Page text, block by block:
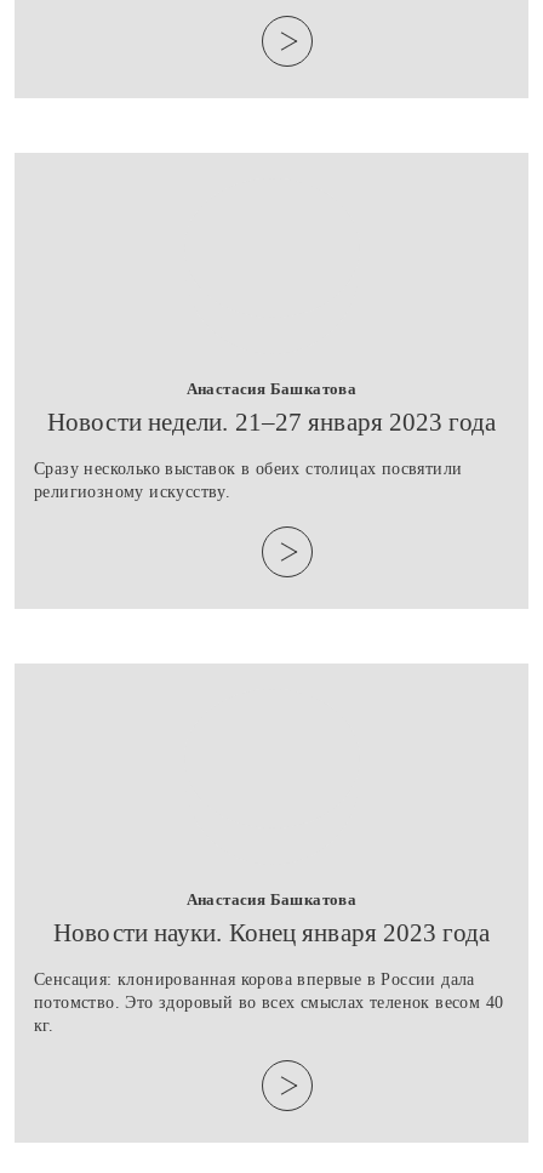
Анастасия Башкатова
​Новости недели. 21–27 января 2023 года
Сразу несколько выставок в обеих столицах посвятили
религиозному искусству.
Анастасия Башкатова
​Новости науки. Конец января 2023 года
Сенсация: клонированная корова впервые в России дала
потомство. Это здоровый во всех смыслах теленок весом 40
кг.